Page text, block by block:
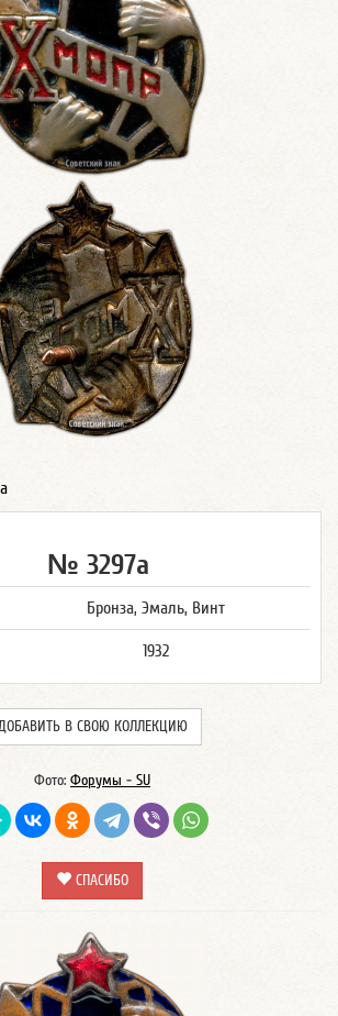
№ 3297а
Бронза, Эмаль, Винт
1932
В СВОЮ КОЛЛЕКЦИЮ
Фото: Форумы - SU
СПАСИБО